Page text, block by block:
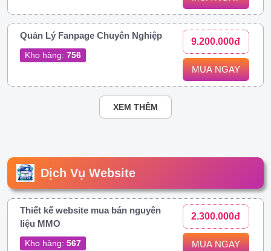
Quản Lý Fanpage Chuyên Nghiệp
Kho hàng: 756
9.200.000đ
MUA NGAY
XEM THÊM
Dịch Vụ Website
Thiết kế website mua bán nguyên
liệu MMO
Kho hàng: 567
2.300.000đ
MUA NGAY